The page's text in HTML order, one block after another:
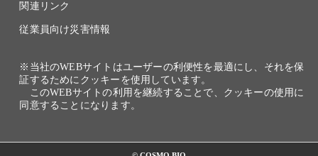
関連リンク
従業員向け災害情報
※当社のWEBサイトはユーザーの利便性を最適にし、それを保
証するためにクッキーを使用しています。
このWEBサイトの利用を継続することで、クッキーの使用に
同意することになります。